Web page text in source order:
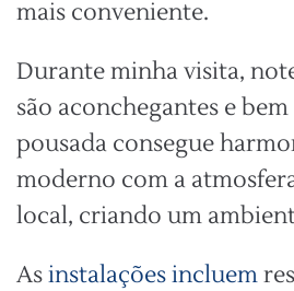
mais conveniente.
Durante minha visita,
são aconchegantes e
pousada consegue
moderno com a
local, criando um
Asinstalações incluem